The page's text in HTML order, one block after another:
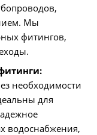
Мы
фитингов,
необходимости
для
водоснабжения,